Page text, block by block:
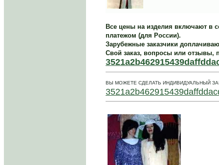
Все цены на изделия включают в
платежом (для России).
Зарубежные заказчики
Свой заказ, вопросы или отзывы,
ВЫ МОЖЕТЕ СДЕЛАТЬ ИНДИВИДУАЛЬНЫЙ